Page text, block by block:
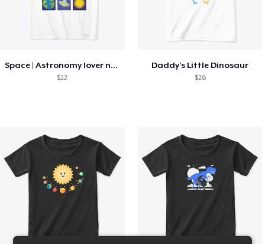
Space | Astronomy lover nice summer tee
$22
Daddy's Little Dinosaur
$28